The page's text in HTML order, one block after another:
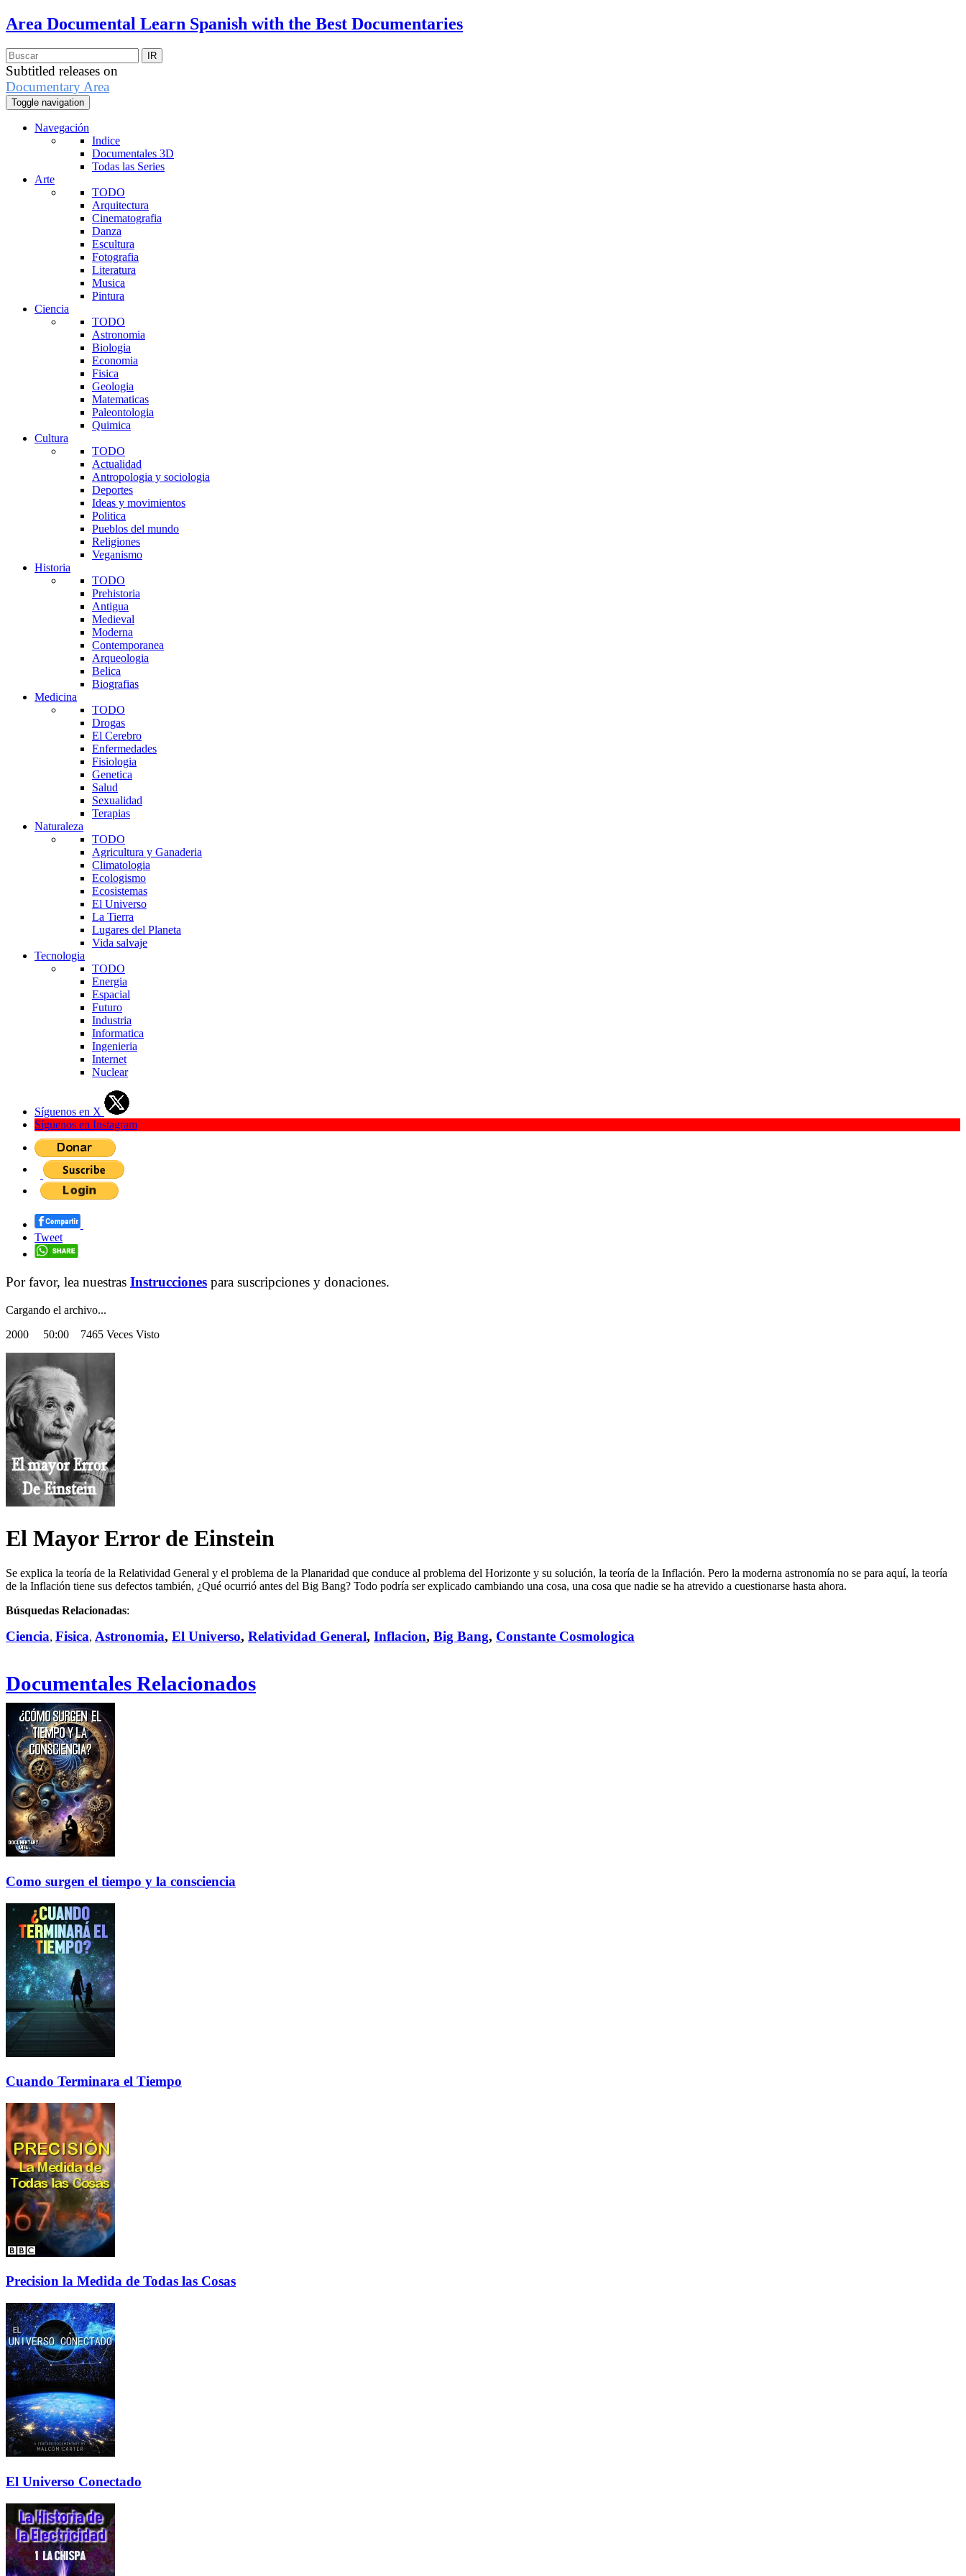
Area Documental Learn Spanish with the Best Documentaries
Subtitled releases on
Documentary Area
Toggle navigation
Navegación
Indice
Documentales 3D
Todas las Series
Arte
TODO
Arquitectura
Cinematografia
Danza
Escultura
Fotografia
Literatura
Musica
Pintura
Ciencia
TODO
Astronomia
Biologia
Economia
Fisica
Geologia
Matematicas
Paleontologia
Quimica
Cultura
TODO
Actualidad
Antropologia y sociologia
Deportes
Ideas y movimientos
Politica
Pueblos del mundo
Religiones
Veganismo
Historia
TODO
Prehistoria
Antigua
Medieval
Moderna
Contemporanea
Arqueologia
Belica
Biografias
Medicina
TODO
Drogas
El Cerebro
Enfermedades
Fisiologia
Genetica
Salud
Sexualidad
Terapias
Naturaleza
TODO
Agricultura y Ganaderia
Climatologia
Ecologismo
Ecosistemas
El Universo
La Tierra
Lugares del Planeta
Vida salvaje
Tecnologia
TODO
Energia
Espacial
Futuro
Industria
Informatica
Ingenieria
Internet
Nuclear
Síguenos en X
Síguenos en Instagram
Tweet
Por favor, lea nuestras Instrucciones para suscripciones y donaciones.
Cargando el archivo...
2000 50:00 7465 Veces Visto
El Mayor Error de Einstein
Se explica la teoría de la Relatividad General y el problema de la Planaridad que conduce al problema del Horizonte y su solución, la teoría de la Inflación. Pero la moderna astronomía no se para aquí, la teoría
de la Inflación tiene sus defectos también, ¿Qué ocurrió antes del Big Bang? Todo podría ser explicado cambiando una cosa, una cosa que nadie se ha atrevido a cuestionarse hasta ahora.
Búsquedas Relacionadas:
Ciencia, Fisica, Astronomia, El Universo, Relatividad General, Inflacion, Big Bang, Constante Cosmologica
Documentales Relacionados
Como surgen el tiempo y la consciencia
Cuando Terminara el Tiempo
Precision la Medida de Todas las Cosas
El Universo Conectado